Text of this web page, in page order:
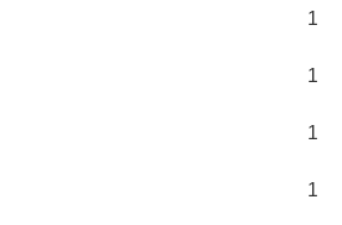
1
1
1
1